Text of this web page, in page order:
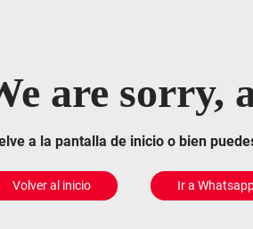
are sorry,
a la pantalla de inicio o bien
Volver al inicio Ir a